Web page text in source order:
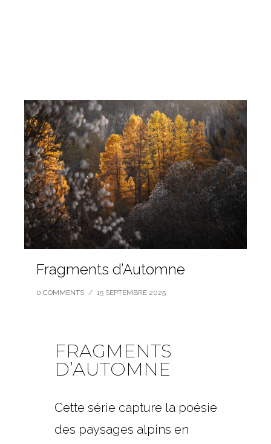
Fragments d’Automne
0 COMMENTS / 15 SEPTEMBRE 2025
FRAGMENTS
D’AUTOMNE
Cette série capture la poésie
des paysages alpins en